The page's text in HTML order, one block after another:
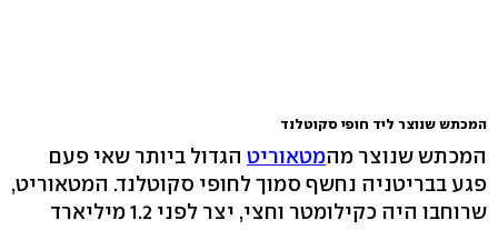
המכתש שנוצר ליד חופי סקוטלנד
המכתש שנוצר מהמטאוריט הגדול ביותר שאי פעם
פגע בבריטניה נחשף סמוך לחופי סקוטלנד. המטאוריט,
שרוחבו היה כקילומטר וחצי, יצר לפני 1.2 מיליארד